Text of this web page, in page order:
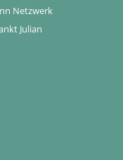
Netzwerk
Julian